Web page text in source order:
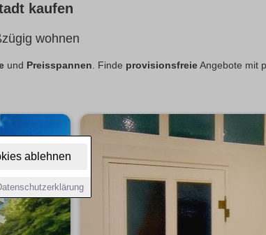
ablehnen
kaufen
wohnen
und Preisspannen. Finde provisionsfreieAngebote mit